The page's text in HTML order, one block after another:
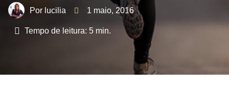
lucilia 1 maio, 2016
Tempo de leitura: 5 min.